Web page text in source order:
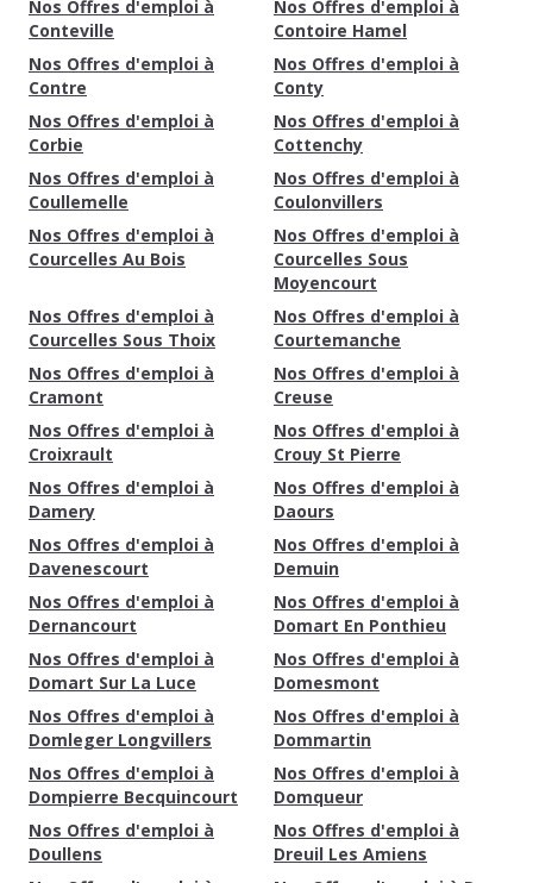
Nos Offres d'emploi à
Conteville
Nos Offres d'emploi à
Contoire Hamel
Nos Offres d'emploi à
Contre
Nos Offres d'emploi à
Conty
Nos Offres d'emploi à
Corbie
Nos Offres d'emploi à
Cottenchy
Nos Offres d'emploi à
Coullemelle
Nos Offres d'emploi à
Coulonvillers
Nos Offres d'emploi à
Courcelles Au Bois
Nos Offres d'emploi à
Courcelles Sous
Moyencourt
Nos Offres d'emploi à
Courcelles Sous Thoix
Nos Offres d'emploi à
Courtemanche
Nos Offres d'emploi à
Cramont
Nos Offres d'emploi à
Creuse
Nos Offres d'emploi à
Croixrault
Nos Offres d'emploi à
Crouy St Pierre
Nos Offres d'emploi à
Damery
Nos Offres d'emploi à
Daours
Nos Offres d'emploi à
Davenescourt
Nos Offres d'emploi à
Demuin
Nos Offres d'emploi à
Dernancourt
Nos Offres d'emploi à
Domart En Ponthieu
Nos Offres d'emploi à
Domart Sur La Luce
Nos Offres d'emploi à
Domesmont
Nos Offres d'emploi à
Domleger Longvillers
Nos Offres d'emploi à
Dommartin
Nos Offres d'emploi à
Dompierre Becquincourt
Nos Offres d'emploi à
Domqueur
Nos Offres d'emploi à
Doullens
Nos Offres d'emploi à
Dreuil Les Amiens